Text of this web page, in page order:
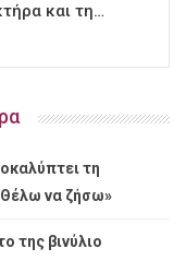
και τη…
τη
να ζήσω»
της βινύλιο